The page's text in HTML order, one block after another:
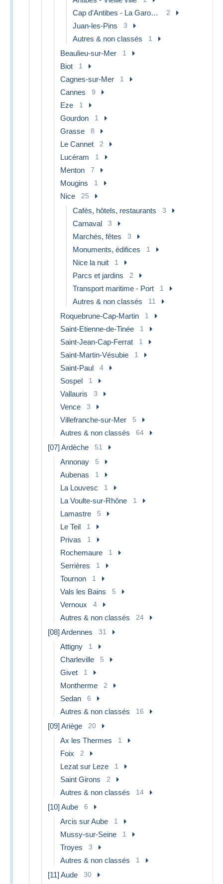
Cap d'Antibes - La Garoupe 2
Juan-les-Pins 3
Autres & non classés 1
Beaulieu-sur-Mer 1
Biot 1
Cagnes-sur-Mer 1
Cannes 9
Eze 1
Gourdon 1
Grasse 8
Le Cannet 2
Lucéram 1
Menton 7
Mougins 1
Nice 25
Cafés, hôtels, restaurants 3
Carnaval 3
Marchés, fêtes 3
Monuments, édifices 1
Nice la nuit 1
Parcs et jardins 2
Transport maritime - Port 1
Autres & non classés 11
Roquebrune-Cap-Martin 1
Saint-Etienne-de-Tinée 1
Saint-Jean-Cap-Ferrat 1
Saint-Martin-Vésubie 1
Saint-Paul 4
Sospel 1
Vallauris 3
Vence 3
Villefranche-sur-Mer 5
Autres & non classés 64
[07] Ardèche 51
Annonay 5
Aubenas 1
La Louvesc 1
La Voulte-sur-Rhône 1
Lamastre 5
Le Teil 1
Privas 1
Rochemaure 1
Serrières 1
Tournon 1
Vals les Bains 5
Vernoux 4
Autres & non classés 24
[08] Ardennes 31
Attigny 1
Charleville 5
Givet 1
Montherme 2
Sedan 6
Autres & non classés 16
[09] Ariège 20
Ax les Thermes 1
Foix 2
Lezat sur Leze 1
Saint Girons 2
Autres & non classés 14
[10] Aube 6
Arcis sur Aube 1
Mussy-sur-Seine 1
Troyes 3
Autres & non classés 1
[11] Aude 30